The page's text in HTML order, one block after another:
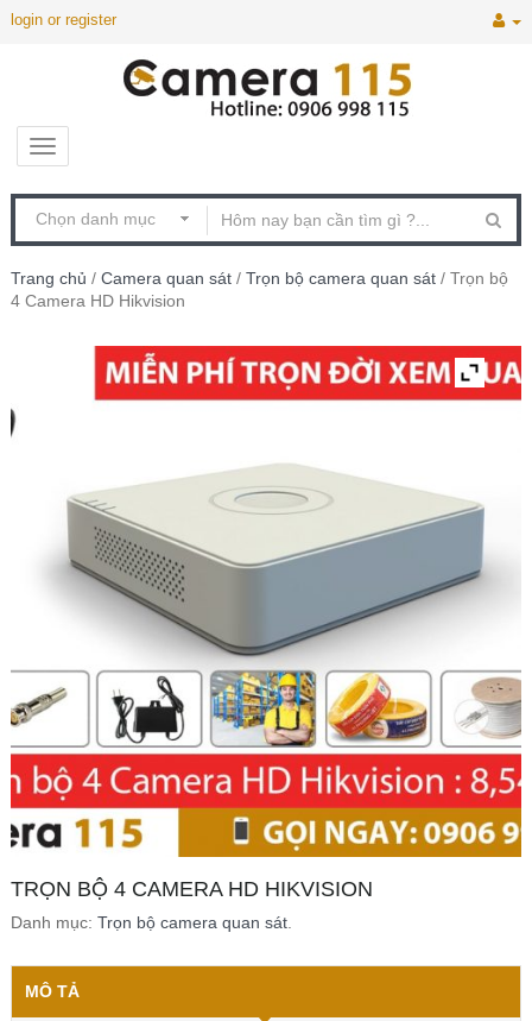
login or register
Trang chủ / Camera quan sát / Trọn bộ camera quan sát / Trọn bộ
4 Camera HD Hikvision
TRỌN BỘ 4 CAMERA HD HIKVISION
Danh mục: Trọn bộ camera quan sát
MÔ TẢ